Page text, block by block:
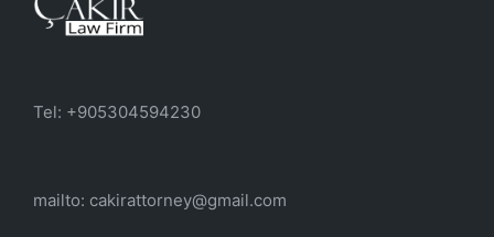
Tel: +905304594230
mailto: cakirattorney@gmail.com